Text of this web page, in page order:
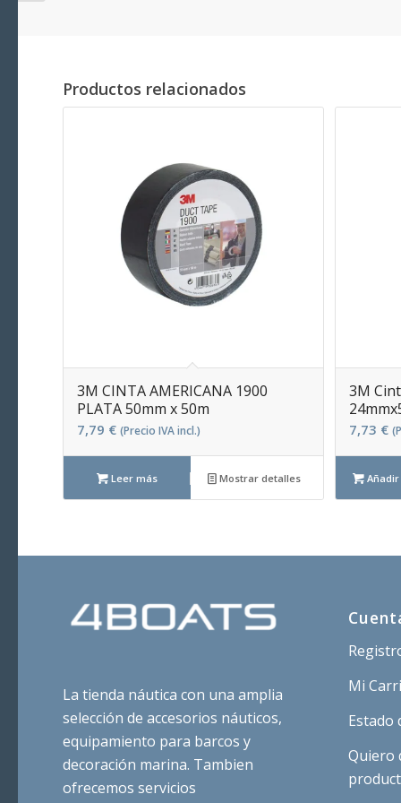
Productos relacionados
3M CINTA AMERICANA 1900
PLATA 50mm x 50m
7,79 € (Precio IVA incl.)
Leer más Mostrar detalles
3M
7,73 €
Añadir
La tienda náutica con una amplia
selección de accesorios náuticos,
equipamiento para barcos y
decoración marina. Tambien
ofrecemos servicios
Mi
Estado
Quiero